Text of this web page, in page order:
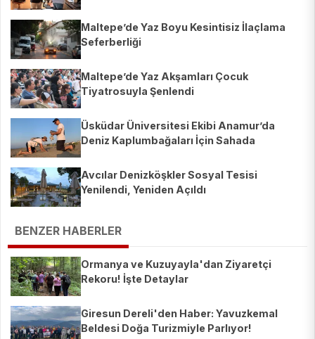
Maltepe’de Yaz Boyu Kesintisiz İlaçlama
Seferberliği
Maltepe’de Yaz Akşamları Çocuk
Tiyatrosuyla Şenlendi
Üsküdar Üniversitesi Ekibi Anamur’da
Deniz Kaplumbağaları İçin Sahada
Avcılar Denizköşkler Sosyal Tesisi
Yenilendi, Yeniden Açıldı
BENZER HABERLER
Ormanya ve Kuzuyayla'dan Ziyaretçi
Rekoru! İşte Detaylar
Giresun Dereli'den Haber: Yavuzkemal
Beldesi Doğa Turizmiyle Parlıyor!